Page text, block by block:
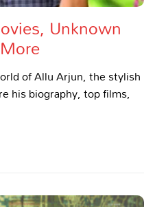
Unknown
of Allu Arjun, the stylish
his biography, top films,